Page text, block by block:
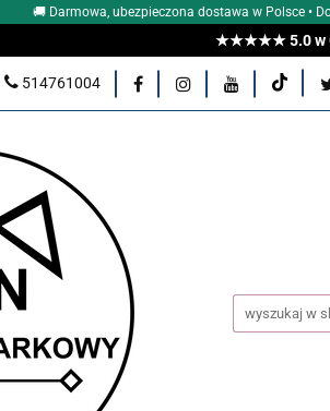
🚚 Darmowa, ubezpieczona dostawa w Polsce •
★★★★★ 5.0 w
514761004
DLACZEGO WŁAŚNIE Aeon?
Nowości PROMOCJE
KLUB PRZYJACIÓŁ AEON